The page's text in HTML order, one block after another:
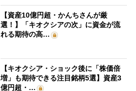
【資産10億円超・かんちさんが厳
選！】「キオクシアの次」に資金が流
れる期待の高…
【キオクシア・ショック後に「株価倍
増」も期待できる注目銘柄5選】資産3
億円超・…